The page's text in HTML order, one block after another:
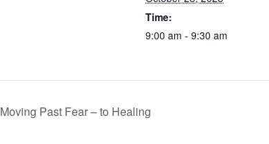
Time:
9:00 am - 9:30 am
Moving Past Fear – to Healing